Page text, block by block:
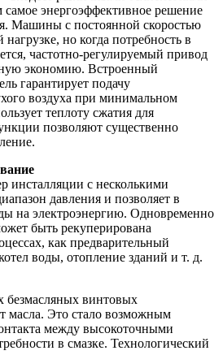
самое энергоэффективное решение
Машины с постоянной скоростью
но когда потребность в
частотно-регулируемый привод
экономию. Встроенный
гарантирует подачу
воздуха при минимальном
теплоту сжатия для
позволяют существенно
инсталляции с несколькими
давления и позволяет в
на электроэнергию. Одновременно
быть рекуперирована
как предварительный
воды, отопление зданий и т. д.
безмасляных винтовых
масла. Это стало возможным
между высокоточными
в смазке. Технологический